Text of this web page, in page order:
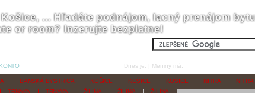
... Hľadáte podnájom, lacný prenájom
or room? Inzerujte bezplatne!
Dnes je: | Meniny má:
BANSKÁ BYSTRICA KOŠICE KOŠICE KOŠICE NITRA NITRA
TRNAVA TRNAVA ŽILINA ŽILINA ŽILINA